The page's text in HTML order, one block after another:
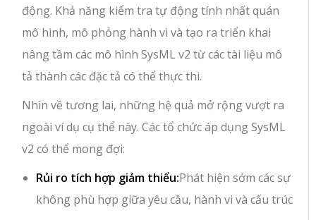
động. Khả năng kiểm tra tự động tính nhất quán
mô hình, mô phỏng hành vi và tạo ra triển khai
nâng tầm các mô hình SysML v2 từ các tài liệu mô
tả thành các đặc tả có thể thực thi.
Nhìn về tương lai, những hệ quả mở rộng vượt ra
ngoài ví dụ cụ thể này. Các tổ chức áp dụng SysML
v2 có thể mong đợi:
Rủi ro tích hợp giảm thiểu:Phát hiện sớm các sự
không phù hợp giữa yêu cầu, hành vi và cấu trúc